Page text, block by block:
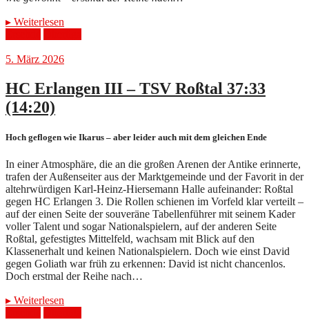
▸ Weiterlesen
5. März 2026
HC Erlangen III – TSV Roßtal 37:33
(14:20)
Hoch geflogen wie Ikarus – aber leider auch mit dem gleichen Ende
In einer Atmosphäre, die an die großen Arenen der Antike erinnerte,
trafen der Außenseiter aus der Marktgemeinde und der Favorit in der
altehrwürdigen Karl-Heinz-Hiersemann Halle aufeinander: Roßtal
gegen HC Erlangen 3. Die Rollen schienen im Vorfeld klar verteilt –
auf der einen Seite der souveräne Tabellenführer mit seinem Kader
voller Talent und sogar Nationalspielern, auf der anderen Seite
Roßtal, gefestigtes Mittelfeld, wachsam mit Blick auf den
Klassenerhalt und keinen Nationalspielern. Doch wie einst David
gegen Goliath war früh zu erkennen: David ist nicht chancenlos.
Doch erstmal der Reihe nach…
▸ Weiterlesen